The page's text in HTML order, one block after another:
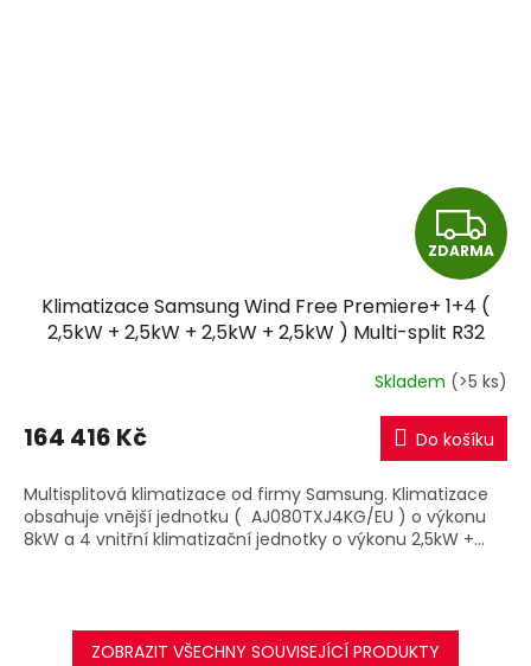
Z
D
A
R
M
A
ZDARMA
Klimatizace Samsung Wind Free Premiere+ 1+4 (
2,5kW + 2,5kW + 2,5kW + 2,5kW ) Multi-split R32
Skladem (>5 ks)
164 416 Kč Do košíku
Multisplitová klimatizace od firmy Samsung. Klimatizace
obsahuje vnější jednotku ( AJ080TXJ4KG/EU ) o výkonu
8kW a 4 vnitřní klimatizační jednotky o výkonu 2,5kW +...
ZOBRAZIT VŠECHNY SOUVISEJÍCÍ PRODUKTY